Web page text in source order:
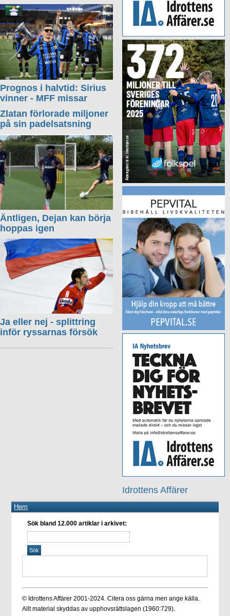
Idrottens Affärer
Prognos i halvtid: Sirius
vinner - MFF missar
Zlatan förlorade miljoner
på sin padelsatsning
Äntligen, Dejan kan börja
hoppas igen
Ja eller nej - splittring
inför ryssarnas försök
Hem
Sök bland 12.000 artiklar i arkivet:
© Idrottens Affärer 2001-2024. Citera oss gärna men ange källa.
Allt material skyddas av upphovsrättslagen (1960:729).